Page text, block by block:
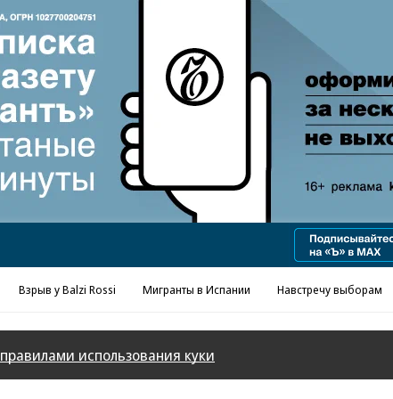
Реклама в «Ъ» www.kommersant.ru/ad
Взрыв у Balzi Rossi Мигранты в Испании Навстречу выборам
правилами использования куки